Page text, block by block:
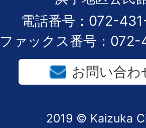
電話番号：072-
ファックス番号：
お問い合わ
2019 © Kaizuka